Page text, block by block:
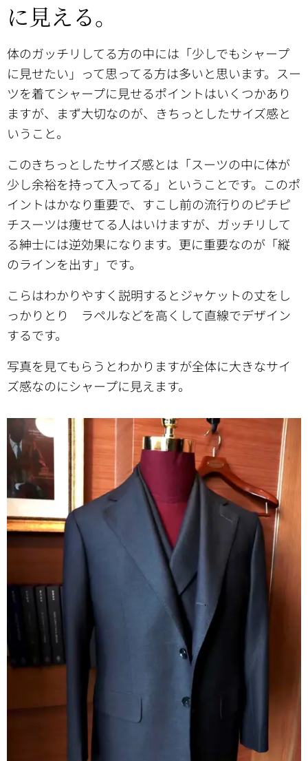
に見える。
体のガッチリしてる方の中には「少しでもシャープ
に見せたい」って思ってる方は多いと思います。スー
ツを着てシャープに見せるポイントはいくつかあり
ますが、まず大切なのが、きちっとしたサイズ感と
いうこと。
このきちっとしたサイズ感とは「スーツの中に体が
少し余裕を持って入ってる」ということです。このポ
イントはかなり重要で、すこし前の流行りのピチピ
チスーツは痩せてる人はいけますが、ガッチリして
る紳士には逆効果になります。更に重要なのが「縦
のラインを出す」です。
こらはわかりやすく説明するとジャケットの丈をし
っかりとり ラペルなどを高くして直線でデザイン
するです。
写真を見てもらうとわかりますが全体に大きなサイ
ズ感なのにシャープに見えます。